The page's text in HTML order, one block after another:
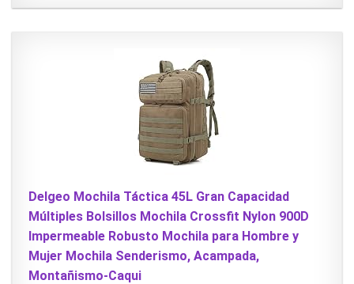
Delgeo Mochila Táctica 45L Gran Capacidad
Múltiples Bolsillos Mochila Crossfit Nylon 900D
Impermeable Robusto Mochila para Hombre y
Mujer Mochila Senderismo, Acampada,
Montañismo-Caqui